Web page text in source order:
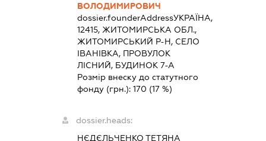
ВОЛОДИМИРОВИЧ
dossier.founderAddressУКРАЇНА,
12415, ЖИТОМИРСЬКА ОБЛ.,
ЖИТОМИРСЬКИЙ Р-Н, СЕЛО
ІВАНІВКА, ПРОВУЛОК
ЛІСНИЙ, БУДИНОК 7-А
Розмір внеску до статутного
фонду (грн.): 170 (17 %)
dossier.heads:
НЄДЄЛЬЧЕНКО ТЕТЯНА